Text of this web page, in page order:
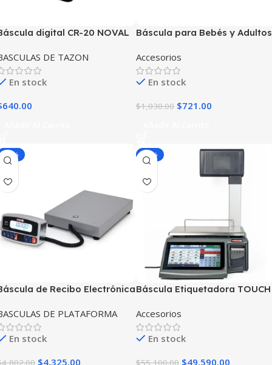
digital CR-20 NOVAL
DE TAZON
En stock
640.00
Báscula para Bebés y Adultos
Accesorios
En stock
$1,030.00 $721.00
-10%
de Recibo Electrónica
DE PLATAFORMA
En stock
4,802.00 $4,325.00
-10%
Báscula Etiquetadora TOUCH
Accesorios
En stock
$55,100.00 $49,590.00